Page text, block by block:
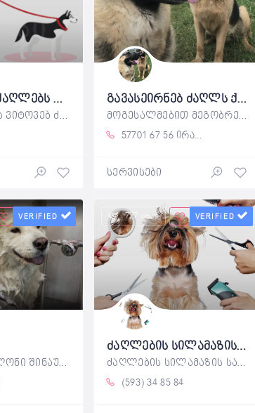
ვასეირნებ ძაღლებს თქვენ სასურველ დროზე.
ვასეირნებ და ვიტოვებ ძაღლებს ვაკე ვერის
გავასეირნებ ძაღლს ქ.ბათუმში
მოგესალმებით მეგობრებო.ვარ 27 წლის მაქვს
57701 67 56 ირაკლი
სერვისები
VERIFIED
"გრუმინგ სალონი შინაური ცხოველებისათვის.
727 views VERIFIED
ძაღლების სილამაზის სალონი - გრუმინგი
ძაღლების სილამაზის სალონი - გრუმინგი
(593) 34 85 84